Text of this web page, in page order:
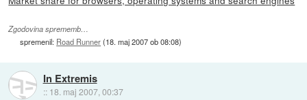
Zgodovina sprememb…
spremenil: Road Runner(18. maj 2007 ob 08:08)
In Extremis
:: 18. maj 2007, 00:37